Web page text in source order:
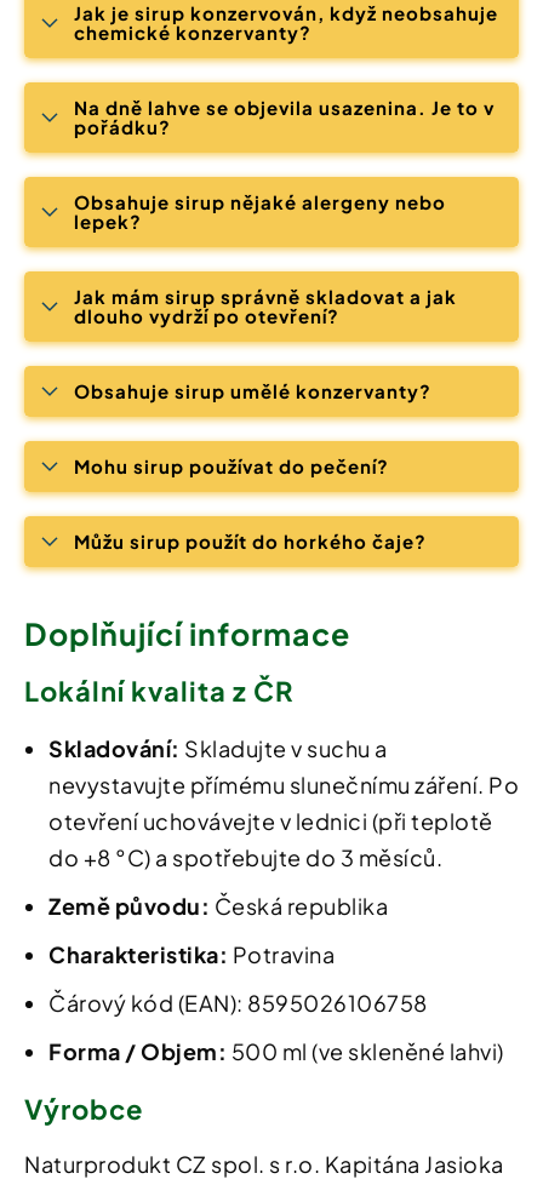
Jak je sirup konzervován, když neobsahuje
chemické konzervanty?
Na dně lahve se objevila usazenina. Je to v
pořádku?
Obsahuje sirup nějaké alergeny nebo
lepek?
Jak mám sirup správně skladovat a jak
dlouho vydrží po otevření?
Obsahuje sirup umělé konzervanty?
Mohu sirup používat do pečení?
Můžu sirup použít do horkého čaje?
Doplňující informace
Lokální kvalita z ČR
Skladování: Skladujte v suchu a
nevystavujte přímému slunečnímu záření. Po
otevření uchovávejte v lednici (při teplotě
do +8 °C) a spotřebujte do 3 měsíců.
Země původu: Česká republika
Charakteristika: Potravina
Čárový kód (EAN): 8595026106758
Forma / Objem: 500 ml (ve skleněné lahvi)
Výrobce
Naturprodukt CZ spol. s r.o. Kapitána Jasioka